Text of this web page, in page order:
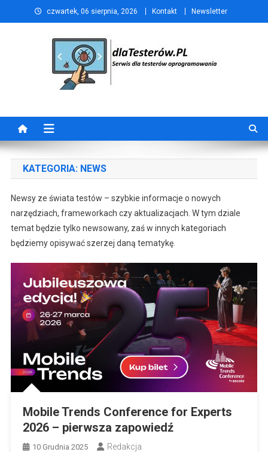
to
czwartek, 06 sierpnia, 2026 Kontakt Newsletter
KATEGORIA: NEWS
Newsy ze świata testów – szybkie informacje o nowych
narzędziach, frameworkach czy aktualizacjach. W tym dziale
temat będzie tylko newsowany, zaś w innych kategoriach
będziemy opisywać szerzej daną tematykę.
Mobile Trends Conference for Experts
2026 – pierwsza zapowiedź
10 Grudnia 2025 Redakcja